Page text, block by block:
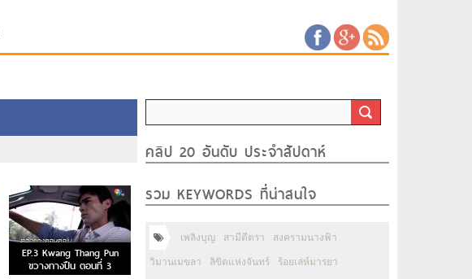
EP.3 Kwang Thang Pun
ขวางทางปืน ตอนที่ 3
คลิป 20 อันดับ ประจำสัปดาห์
รวม KEYWORDS ที่น่าสนใจ
เพลิงบุญ สามีตีตรา สงครามนางฟ้า
วิมานเมขลา ลิขิตแห่งจันทร์ ร้อยเล่ห์มารยา